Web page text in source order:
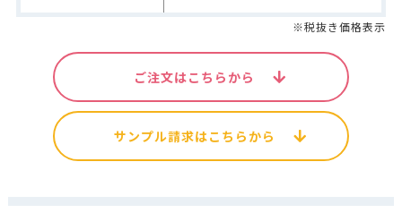
※税抜き価格表示
ご注文はこちらから
サンプル請求はこちらから